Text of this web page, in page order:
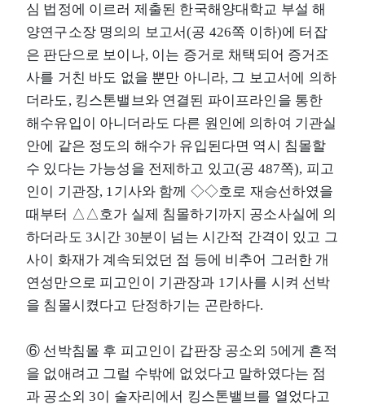
심 법정에 이르러 제출된 한국해양대학교 부설 해
양연구소장 명의의 보고서(공 426쪽 이하)에 터잡
은 판단으로 보이나, 이는 증거로 채택되어 증거조
사를 거친 바도 없을 뿐만 아니라, 그 보고서에 의하
더라도, 킹스톤밸브와 연결된 파이프라인을 통한
해수유입이 아니더라도 다른 원인에 의하여 기관실
안에 같은 정도의 해수가 유입된다면 역시 침몰할
수 있다는 가능성을 전제하고 있고(공 487쪽), 피고
인이 기관장, 1기사와 함께 ◇◇호로 재승선하였을
때부터 △△호가 실제 침몰하기까지 공소사실에 의
하더라도 3시간 30분이 넘는 시간적 간격이 있고 그
사이 화재가 계속되었던 점 등에 비추어 그러한 개
연성만으로 피고인이 기관장과 1기사를 시켜 선박
을 침몰시켰다고 단정하기는 곤란하다.
⑥ 선박침몰 후 피고인이 갑판장 공소외 5에게 흔적
을 없애려고 그럴 수밖에 없었다고 말하였다는 점
과 공소외 3이 술자리에서 킹스톤밸브를 열었다고